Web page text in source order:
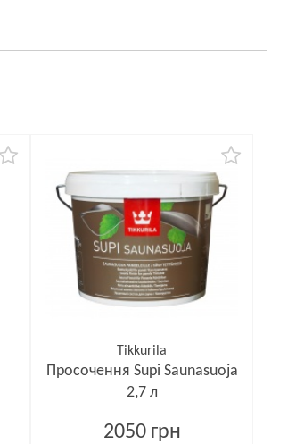
Tikkurila
Просочення Supi Saunasuoja
2,7 л
2050 грн